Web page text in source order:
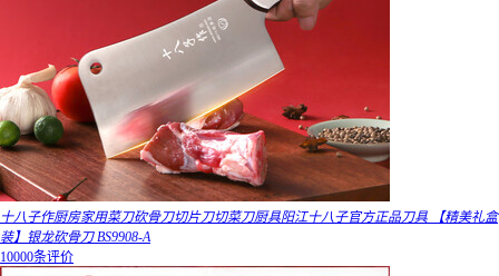
十八子作厨房家用菜刀砍骨刀切片刀切菜刀厨具阳江十八子官方正品刀具 【精美礼盒
装】银龙砍骨刀 BS9908-A
10000条评价